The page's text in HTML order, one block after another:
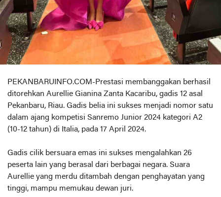
PEKANBARUINFO.COM-Prestasi membanggakan berhasil
ditorehkan Aurellie Gianina Zanta Kacaribu, gadis 12 asal
Pekanbaru, Riau. Gadis belia ini sukses menjadi nomor satu
dalam ajang kompetisi Sanremo Junior 2024 kategori A2
(10-12 tahun) di Italia, pada 17 April 2024.
Gadis cilik bersuara emas ini sukses mengalahkan 26
peserta lain yang berasal dari berbagai negara. Suara
Aurellie yang merdu ditambah dengan penghayatan yang
tinggi, mampu memukau dewan juri.